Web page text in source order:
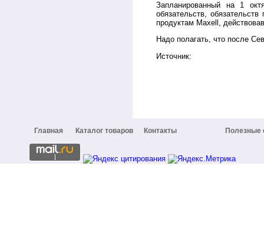
Запланированный на 1
обязательств,
продуктам Maxell,
Надо полагать, что после
Источник:
Главная Каталог товаров Контакты Полезные